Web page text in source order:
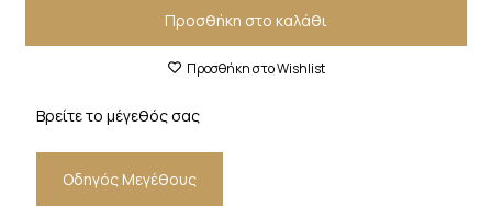
Προσθήκη στο καλάθι
Προσθήκη στο Wishlist
Βρείτε το μέγεθός σας
Οδηγός Μεγέθους